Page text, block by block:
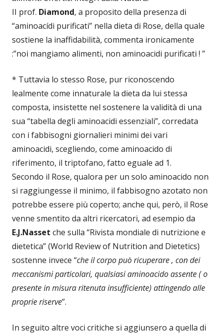
II prof. Diamond, a proposito della presenza di
“aminoacídi purificati” nella dieta di Rose, della quale
sostiene la inaffidabilità, commenta ironicamente
:”noi mangiamo alimenti, non aminoacidi purificati ! ”
* Tuttavia lo stesso Rose, pur riconoscendo
lealmente come innaturale la dieta da lui stessa
composta, insistette nel sostenere la validità di una
sua “tabella degli aminoacidi essenziali”, corredata
con i fabbisogni giornalieri minimi dei vari
aminoacidi, scegliendo, come aminoacido di
riferimento, il triptofano, fatto eguale ad 1.
Secondo il Rose, qualora per un solo aminoacido non
si raggiungesse il minimo, il fabbisogno azotato non
potrebbe essere più coperto; anche qui, però, il Rose
venne smentito da altri ricercatori, ad esempio da
E.J.Nasset che sulla “Rivista mondiale di nutrizione e
dietetica” (World Review of Nutrition and Dietetics)
sostenne invece “che il corpo può ricuperare , con dei
meccanismi particolari, qualsiasi aminoacido assente ( o
presente in misura ritenuta insufficiente) attingendo alle
proprie riserve”.
In seguito altre voci critiche si aggiunsero a quella di